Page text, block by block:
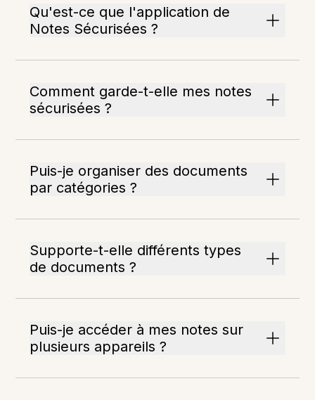
Qu'est-ce que l'application de
Notes Sécurisées ?
Comment garde-t-elle mes notes
sécurisées ?
Puis-je organiser des documents
par catégories ?
Supporte-t-elle différents types
de documents ?
Puis-je accéder à mes notes sur
plusieurs appareils ?